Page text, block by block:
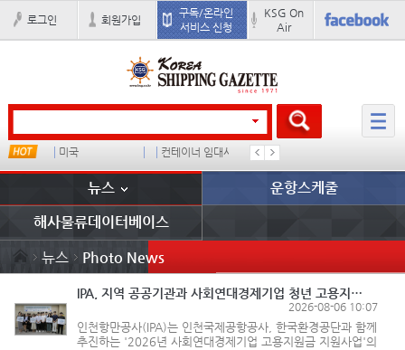
로그인 회원가입
구독/온라인
서비스 신청
KSG On
Air
미국 컨테이너 임대사 석도
뉴스 운항스케줄
해사물류데이터베이스
뉴스 Photo News
IPA, 지역 공공기관과 사회연대경제기업 청년 고용지원 본격 추진
2026-08-06 10:07
인천항만공사(IPA)는 인천국제공항공사, 한국환경공단과 함께
추진하는 '2026년 사회연대경제기업 고용지원금 지원사업'의